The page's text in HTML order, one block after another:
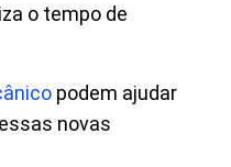
o tempo de
podem ajudar
novas